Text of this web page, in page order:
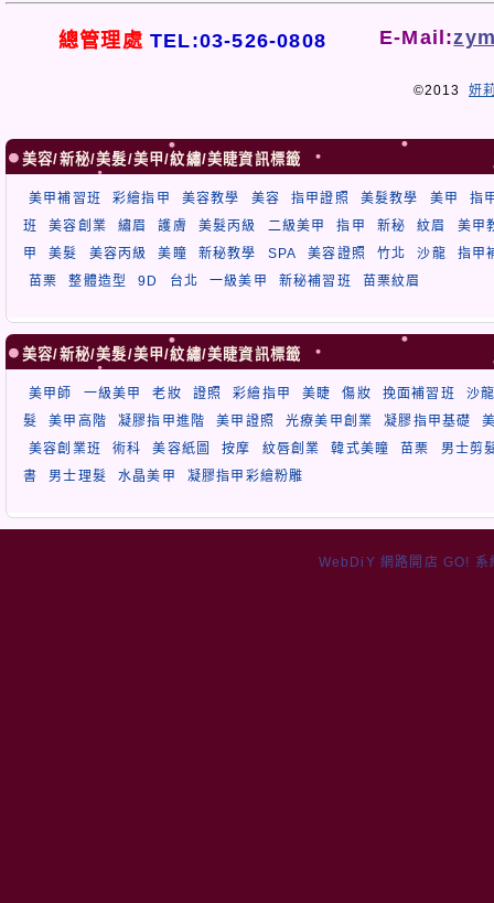
總管理處 TEL:03-526-0808 E-Mail:
©2013 妍
美容/新秘/美髮/美甲/紋繡/美睫資訊標籤
美甲補習班 彩繪指甲 美容教學 美容 指甲證照 美髮教學 美甲
指
班
美容創業 繡眉 護膚 美髮丙級 二級美甲 指甲 新秘 紋眉
美甲
甲
美髮 美容丙級 美瞳 新秘教學 SPA 美容證照 竹北 沙龍
指甲
苗栗
整體造型 9D 台北 一級美甲 新秘補習班 苗栗紋眉
美容/新秘/美髮/美甲/紋繡/美睫資訊標籤
美甲師 一級美甲 老妝 證照 彩繪指甲 美睫 傷妝 挽面補習班
沙
髮
美甲高階 凝膠指甲進階 美甲證照 光療美甲創業 凝膠指甲基礎
美容創業班
術科 美容紙圖 按摩 紋唇創業 韓式美瞳 苗栗
男士剪
書
男士理髮 水晶美甲 凝膠指甲彩繪粉雕
WebDiY 網路開店 GO! 系